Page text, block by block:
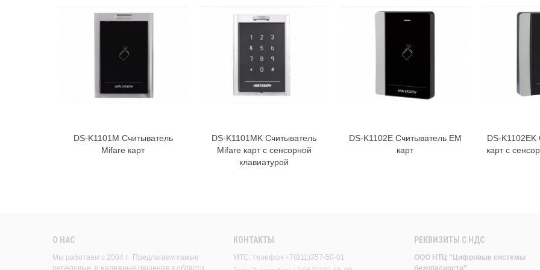
В корзину
DS-K1101M Считыватель
Mifare карт
В корзину
DS-K1101MK Считыватель
Mifare карт с сенсорной
клавиатурой
В корзину
DS-K1102E Считыватель EM
карт
DS-K1102EK
карт с
О НАС
Мы работаем с 2004 г. Предлагаем самые
передовые, и надежные решения в области
КОНТАКТЫ
МТС: телефон +7(911)357-50-01
РЕКВИЗИТЫ C НДС
ООО НТЦ "Цифровые системы
безопасности"